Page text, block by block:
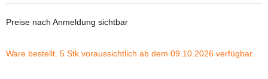
Preise nach Anmeldung sichtbar
Ware bestellt. 5 Stk voraussichtlich ab dem 09.10.2026 verfügbar.